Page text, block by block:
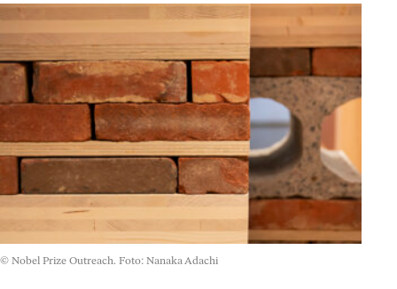
© Nobel Prize Outreach. Foto: Nanaka Adachi